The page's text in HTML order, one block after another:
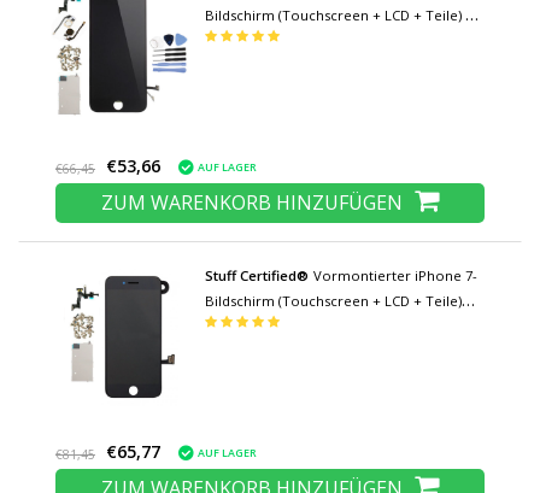
Bildschirm (Touchscreen + LCD + Teile) AA
+ Qualität - Schwarz + Werkzeuge
€66,45 €53,66 AUF LAGER
ZUM WARENKORB HINZUFÜGEN
Stuff Certified® Vormontierter iPhone 7-
Bildschirm (Touchscreen + LCD + Teile)
AAA + Qualität - Schwarz + Werkzeuge
€81,45 €65,77 AUF LAGER